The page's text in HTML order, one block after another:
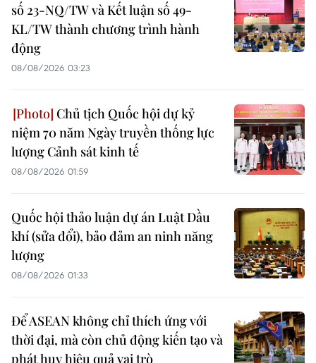
số 23-NQ/TW và Kết luận số 49-
KL/TW thành chương trình hành
động
08/08/2026 03:23
Chủ tịch Quốc hội dự kỷ
niệm 70 năm Ngày truyền thống lực
lượng Cảnh sát kinh tế
08/08/2026 01:59
Quốc hội thảo luận dự án Luật Dầu
khí (sửa đổi), bảo đảm an ninh năng
lượng
08/08/2026 01:33
Để ASEAN không chỉ thích ứng với
thời đại, mà còn chủ động kiến tạo và
phát huy hiệu quả vai trò